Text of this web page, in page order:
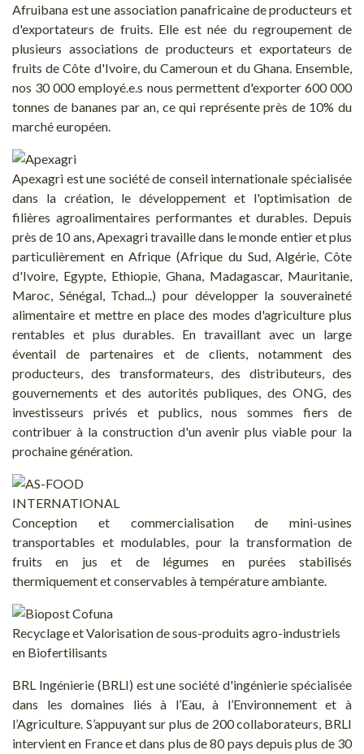
Afruibana est une association panafricaine de producteurs et
d'exportateurs de fruits. Elle est née du regroupement de
plusieurs associations de producteurs et exportateurs de
fruits de Côte d'Ivoire, du Cameroun et du Ghana. Ensemble,
nos 30 000 employé.e.s nous permettent d'exporter 600 000
tonnes de bananes par an, ce qui représente près de 10% du
marché européen.
Apexagri est une société de conseil internationale spécialisée
dans la création, le développement et l'optimisation de
filières agroalimentaires performantes et durables. Depuis
près de 10 ans, Apexagri travaille dans le monde entier et plus
particulièrement en Afrique (Afrique du Sud, Algérie, Côte
d'Ivoire, Egypte, Ethiopie, Ghana, Madagascar, Mauritanie,
Maroc, Sénégal, Tchad...) pour développer la souveraineté
alimentaire et mettre en place des modes d'agriculture plus
rentables et plus durables. En travaillant avec un large
éventail de partenaires et de clients, notamment des
producteurs, des transformateurs, des distributeurs, des
gouvernements et des autorités publiques, des ONG, des
investisseurs privés et publics, nous sommes fiers de
contribuer à la construction d'un avenir plus viable pour la
prochaine génération.
Conception et commercialisation de mini-usines
transportables et modulables, pour la transformation de
fruits en jus et de légumes en purées stabilisés
thermiquement et conservables à température ambiante.
Recyclage et Valorisation de sous-produits agro-industriels
en Biofertilisants
BRL Ingénierie (BRLI) est une société d'ingénierie spécialisée
dans les domaines liés à l’Eau, à l’Environnement et à
l’Agriculture. S’appuyant sur plus de 200 collaborateurs, BRLI
intervient en France et dans plus de 80 pays depuis plus de 30